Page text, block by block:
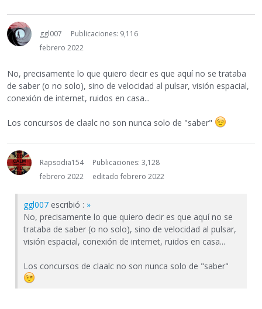
ggl007
Publicaciones: 9,116
febrero 2022
No, precisamente lo que quiero decir es que aquí no se trataba
de saber (o no solo), sino de velocidad al pulsar, visión espacial,
conexión de internet, ruidos en casa...
Los concursos de claalc no son nunca solo de "saber"
Rapsodia154
Publicaciones: 3,128
febrero 2022
editado febrero 2022
ggl007 escribió : »
No, precisamente lo que quiero decir es que aquí no se
trataba de saber (o no solo), sino de velocidad al pulsar,
visión espacial, conexión de internet, ruidos en casa...
Los concursos de claalc no son nunca solo de "saber"